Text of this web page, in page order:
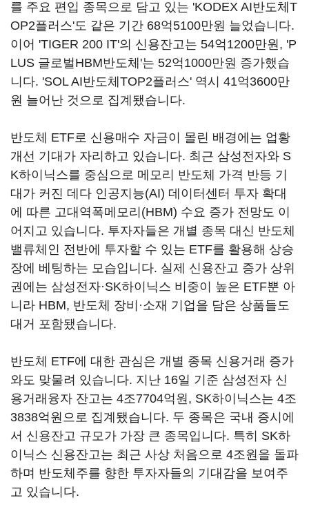
를 주요 편입 종목으로 담고 있는 'KODEX AI반도체T
OP2플러스'도 같은 기간 68억5100만원 늘었습니다.
이어 'TIGER 200 IT'의 신용잔고는 54억1200만원, 'P
LUS 글로벌HBM반도체'는 52억1000만원 증가했습
니다. 'SOL AI반도체TOP2플러스' 역시 41억3600만
원 늘어난 것으로 집계됐습니다.
반도체 ETF로 신용매수 자금이 몰린 배경에는 업황
개선 기대가 자리하고 있습니다. 최근 삼성전자와 S
K하이닉스를 중심으로 메모리 반도체 가격 반등 기
대가 커진 데다 인공지능(AI) 데이터센터 투자 확대
에 따른 고대역폭메모리(HBM) 수요 증가 전망도 이
어지고 있습니다. 투자자들은 개별 종목 대신 반도체
밸류체인 전반에 투자할 수 있는 ETF를 활용해 상승
장에 베팅하는 모습입니다. 실제 신용잔고 증가 상위
권에는 삼성전자·SK하이닉스 비중이 높은 ETF뿐 아
니라 HBM, 반도체 장비·소재 기업을 담은 상품들도
대거 포함됐습니다.
반도체 ETF에 대한 관심은 개별 종목 신용거래 증가
와도 맞물려 있습니다. 지난 16일 기준 삼성전자 신
용거래융자 잔고는 4조7704억원, SK하이닉스는 4조
3838억원으로 집계됐습니다. 두 종목은 국내 증시에
서 신용잔고 규모가 가장 큰 종목입니다. 특히 SK하
이닉스 신용잔고는 최근 사상 처음으로 4조원을 돌파
하며 반도체주를 향한 투자자들의 기대감을 보여주
고 있습니다.